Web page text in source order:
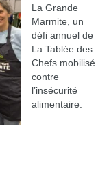
La Grande
Marmite, un
défi annuel de
La Tablée des
Chefs mobilisé
contre
l’insécurité
alimentaire.